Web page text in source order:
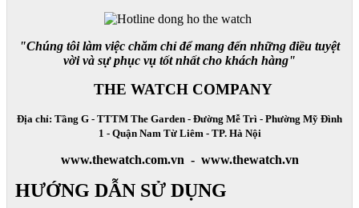
"Chúng tôi làm việc chăm chỉ để mang đến những điều tuyệt
vời và sự phục vụ tốt nhất cho khách hàng"
THE WATCH COMPANY
Địa chỉ: Tầng G - TTTM The Garden - Đường Mễ Trì - Phường Mỹ Đình
1 - Quận Nam Từ Liêm - TP. Hà Nội
www.thewatch.com.vn - www.thewatch.vn
HƯỚNG DẪN SỬ DỤNG